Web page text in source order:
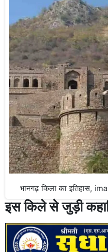
भानगढ़ किला का इतिहास,
इस किले से जुड़ी